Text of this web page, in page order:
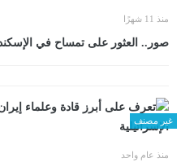
منذ 11 شهرًا
صور.. العثور على تمساح في
غير مصنف
منذ عام واحد